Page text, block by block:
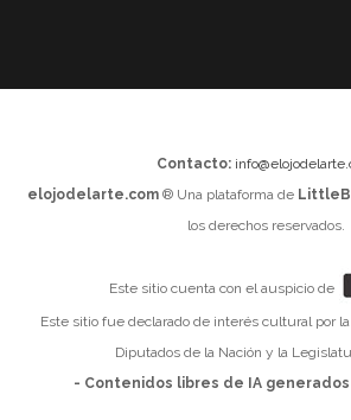
Contacto:
elojodelarte.com® Una plataforma de
los derechos reservados.
Este sitio cuenta con el auspicio de
Este sitio fue declarado de interés cultural por
Diputados de la Nación y la
- Contenidos libres de IA